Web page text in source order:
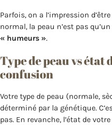
Parfois, on a l’impression
normal, la peau n’est pas
« humeurs ».
Type de peau vs état
confusion
Votre type de peau (normale,
déterminé par la génétique.
pas. En revanche, l’état de